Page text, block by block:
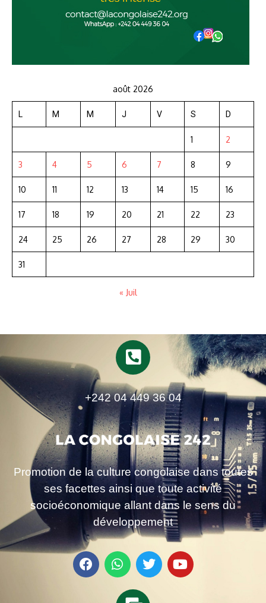
août 2026
L M M J V S D
1 2
3 4 5 6 7 8 9
10 11 12 13 14 15 16
17 18 19 20 21 22 23
24 25 26 27 28 29 30
31
« Juil
+242 04 449 36 04
Promotion de la culture congolaise dans toutes
ses facettes ainsi que toute activité
socioéconomique allant dans le sens du
développement